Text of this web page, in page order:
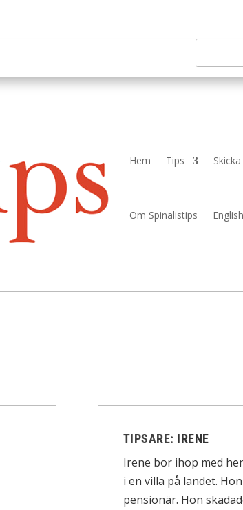
Hem Tips
Om Spinalistips English
TIPSARE: IRENE
Irene bor ihop med
i en villa på landet.
pensionär. Hon